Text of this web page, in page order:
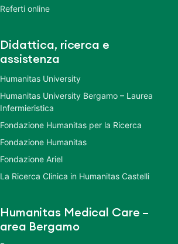
Referti online
Didattica, ricerca e
assistenza
Humanitas University
Humanitas University Bergamo – Laurea
Infermieristica
Fondazione Humanitas per la Ricerca
Fondazione Humanitas
Fondazione Ariel
La Ricerca Clinica in Humanitas Castelli
Humanitas Medical Care –
area Bergamo